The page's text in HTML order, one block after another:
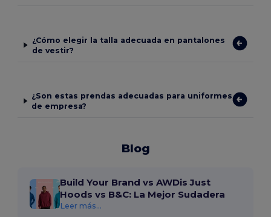
¿Cómo elegir la talla adecuada en pantalones
de vestir?
¿Son estas prendas adecuadas para uniformes
de empresa?
Blog
Build Your Brand vs AWDis Just
Hoods vs B&C: La Mejor Sudadera
Leer más...